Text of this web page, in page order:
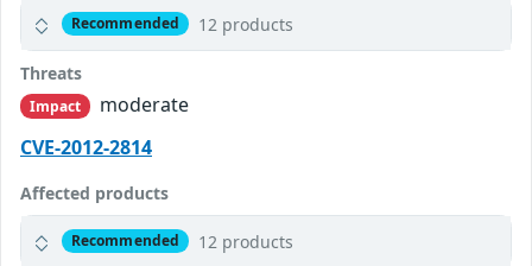
Recommended 12 products
Threats
Impact
moderate
CVE-2012-2814
Affected products
Recommended 12 products